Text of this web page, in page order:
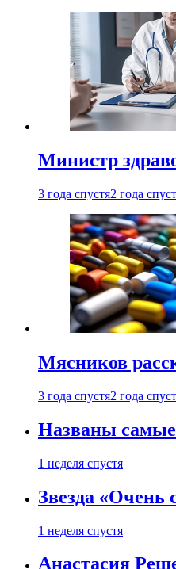
Министр
3 года спустя2 года
Мясников
3 года спустя2 года
Названы самые
1 неделя спустя
Звезда «Очень
1 неделя спустя
Анастасия